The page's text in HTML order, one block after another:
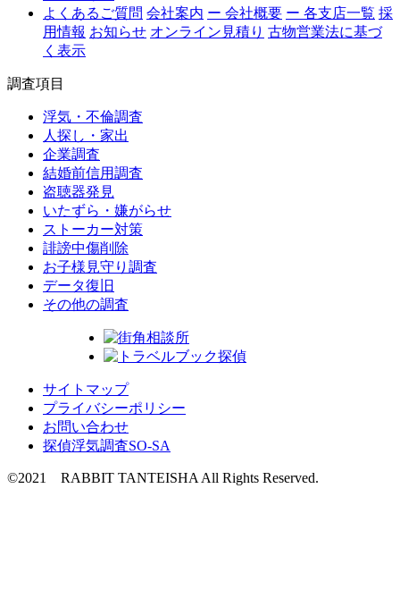
よくあるご質問 会社案内 ー 会社概要 ー 各支店一覧 採
用情報 お知らせ オンライン見積り 古物営業法に基づ
く表示
調査項目
浮気・不倫調査
人探し・家出
企業調査
結婚前信用調査
盗聴器発見
いたずら・嫌がらせ
ストーカー対策
誹謗中傷削除
お子様見守り調査
データ復旧
その他の調査
サイトマップ
プライバシーポリシー
お問い合わせ
探偵浮気調査SO-SA
©2021 RABBIT TANTEISHA All Rights Reserved.